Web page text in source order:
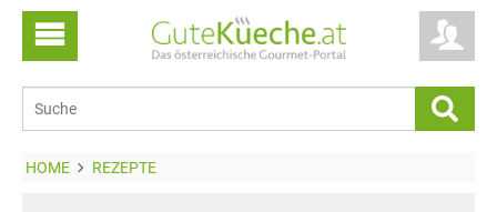
HOME REZEPTE